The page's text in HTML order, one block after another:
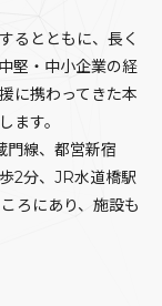
るとともに、長く
堅・中小企業の経
に携わってきた本
ます。
門線、都営新宿
2分、JR水道橋駅
ろにあり、施設も